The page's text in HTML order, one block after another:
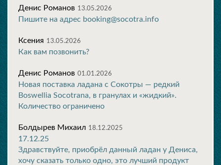
Денис Романов 13.05.2026
Пишите на адрес booking@socotra.info
Ксения 13.05.2026
Как вам позвонить?
Денис Романов 01.01.2026
Новая поставка ладана с Сокотры — редкий
Boswellia Socotrana, в гранулах и «жидкий».
Количество ограничено
Болдырев Михаил 18.12.2025
17.12.25
Здравствуйте, приобрёл данный ладан у Дениса,
хочу сказать только одно, это лучший продукт